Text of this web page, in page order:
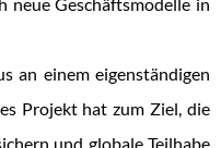
an einem eigenständigen
Projekt hat zum Ziel, die
und globale Teilhabe